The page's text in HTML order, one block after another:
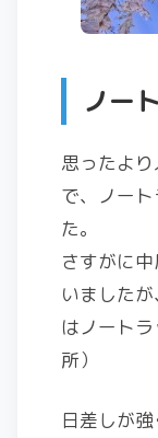
ノー
思ったよ
で、ノー
た。
さすがに
いました
はノート
所）
日差しが